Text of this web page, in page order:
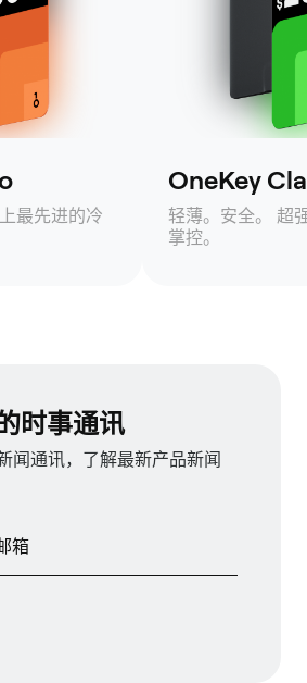
最先进的冷
OneKey
轻薄。安全。 超
掌控。
时事通讯
闻通讯，了解最新产品新闻